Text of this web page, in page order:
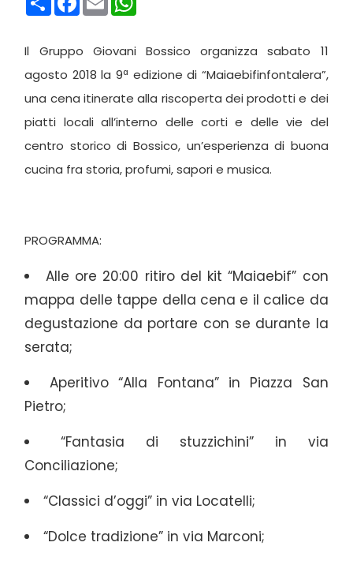
Il Gruppo Giovani Bossico organizza sabato 11
agosto 2018 la 9ª edizione di “Maiaebifinfontalera”,
una cena itinerate alla riscoperta dei prodotti e dei
piatti locali all’interno delle corti e delle vie del
centro storico di Bossico, un’esperienza di buona
cucina fra storia, profumi, sapori e musica.
PROGRAMMA:
Alle ore 20:00 ritiro del kit “Maiaebif” con
mappa delle tappe della cena e il calice da
degustazione da portare con se durante la
serata;
Aperitivo “Alla Fontana” in Piazza San
Pietro;
“Fantasia di stuzzichini” in via
Conciliazione;
“Classici d’oggi” in via Locatelli;
“Dolce tradizione” in via Marconi;